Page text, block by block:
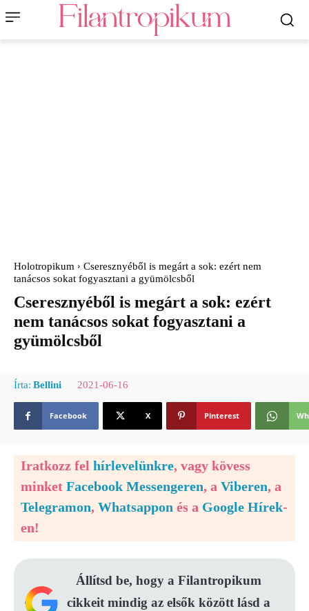
Holotropikum
Cseresznyéből is megárt a sok: ezért nem
tanácsos sokat fogyasztani a gyümölcsből
Cseresznyéből is megárt a sok: ezért
nem tanácsos sokat fogyasztani a
gyümölcsből
Írta: Bellini 2021-06-16
Facebook X Pinterest
Iratkozz fel hírlevelünkre, vagy kövess
minket Facebook Messengeren, a Viberen, a
Telegramon, Whatsappon és a Google Hírek-
en!
Állítsd be, hogy a Filantropikum
cikkeit mindig az elsők között lásd a